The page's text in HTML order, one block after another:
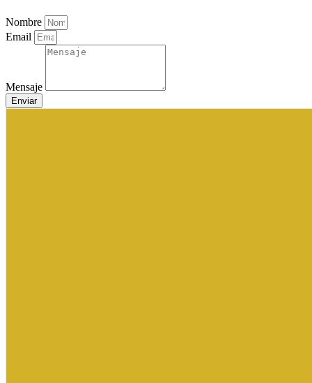
Nombre
Email
Mensaje
Enviar